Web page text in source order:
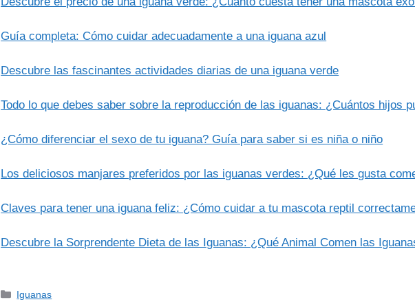
Guía completa: Cómo cuidar adecuadamente a una iguana azul
Descubre las fascinantes actividades diarias de una iguana verde
Todo lo que debes saber sobre la reproducción de las iguanas: ¿Cuántos hijos
¿Cómo diferenciar el sexo de tu iguana? Guía para saber si es niña o niño
Los deliciosos manjares preferidos por las iguanas verdes: ¿Qué les gusta
Claves para tener una iguana feliz: ¿Cómo cuidar a tu mascota reptil
Descubre la Sorprendente Dieta de las Iguanas: ¿Qué Animal Comen las
Categorías
Iguanas